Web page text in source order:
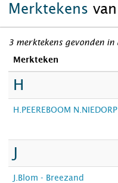
Merktekens
3 merktekens gevonden
Merkteken
H
H.PEEREBOOM N.NIEDORP
J
J.Blom - Breezand